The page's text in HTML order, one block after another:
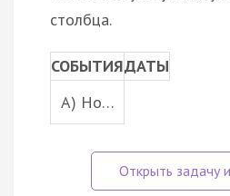
столбца.
СОБЫТИЯДАТЫ
A) Но…